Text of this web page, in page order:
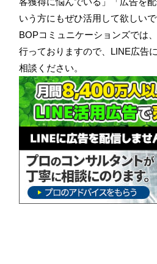
いう方にもぜひ活用して欲しいで
BOPコミュニケーションズでは
行っておりますので、LINE広告
相談ください。